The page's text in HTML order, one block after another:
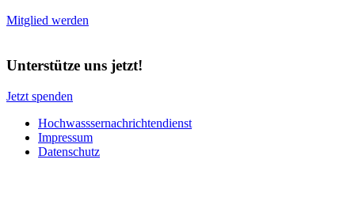
Mitglied werden
Unterstütze uns jetzt!
Jetzt spenden
Hochwasssernachrichtendienst
Impressum
Datenschutz